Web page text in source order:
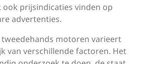
prijsindicaties vinden op
advertenties.
motoren varieert
van verschillende factoren. Het